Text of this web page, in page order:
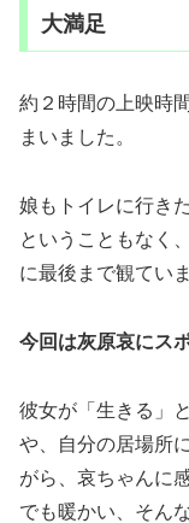
大満足
約２時間の上映時
まいました。
娘もトイレに行き
ということもなく
に最後まで観てい
今回は灰原哀にス
彼女が「生きる」
や、自分の居場所
がら、哀ちゃんに
でも暖かい、そん